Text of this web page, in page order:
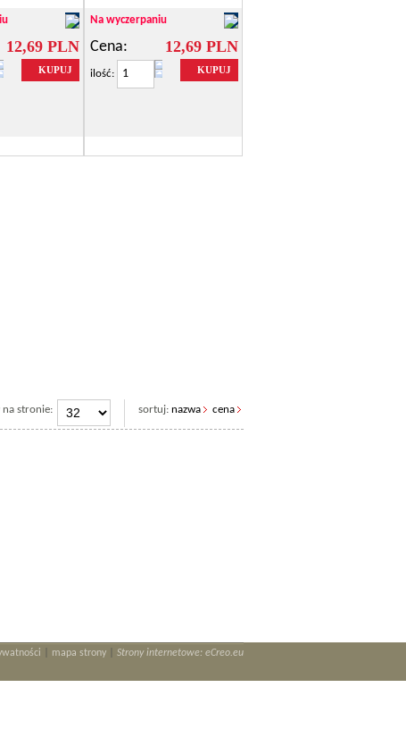
12,69 PLN
KUPUJ
Na wyczerpaniu
Cena: 12,69 PLN
ilość: KUPUJ
sortuj: nazwa cena
na stronie:
mapa strony Strony internetowe: eCreo.eu